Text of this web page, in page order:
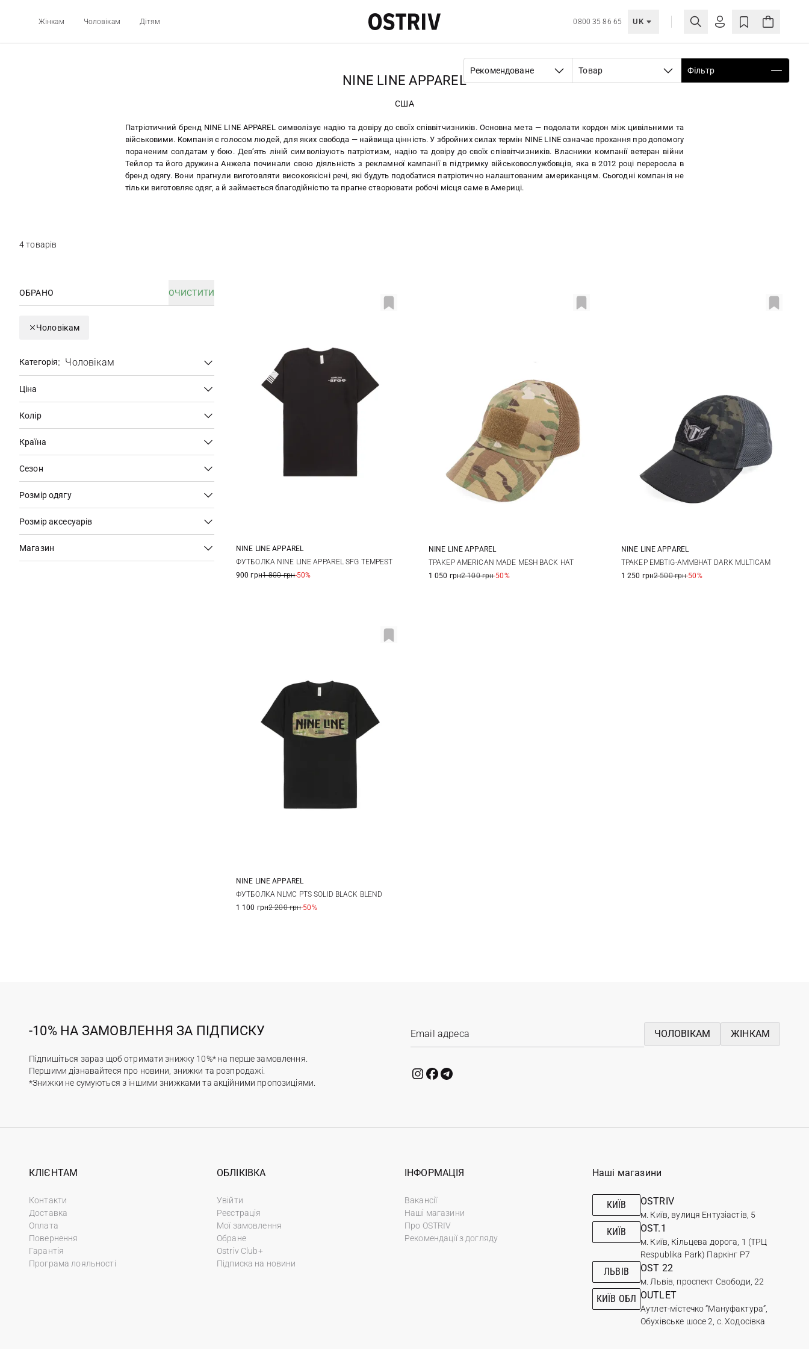
Жінкам Чоловікам Дітям 0800 35 86 65 UK
МОЯ ОБЛІКІВКА
СТВОРИТИ ОБЛІКІВКУ
NINE LINE APPAREL
США
Патріотичний бренд NINE LINE APPAREL символізує надію та довіру до своїх співвітчизників. Основна мета — подолати кордон між цивільними та
військовими. Компанія є голосом людей, для яких свобода — найвища цінність. У збройних силах термін NINE LINE означає прохання про допомогу
пораненим солдатам у бою. Дев’ять ліній символізують патріотизм, надію та довіру до своїх співвітчизників. Власники компанії ветеран війни
Тейлор та його дружина Анжела починали свою діяльність з рекламної кампанії в підтримку військовослужбовців, яка в 2012 році переросла в
бренд одягу. Вони прагнули виготовляти високоякісні речі, які будуть подобатися патріотично налаштованим американцям. Сьогодні компанія не
тільки виготовляє одяг, а й займається благодійністю та прагне створювати робочі місця саме в Америці.
4 товарів
Рекомендоване Товар Фільтр
ОБРАНО ОЧИСТИТИ
Чоловікам
Категорія: Чоловікам
Ціна
Колір
Країна
Сезон
Розмір одягу
Розмір аксесуарів
Магазин
M
L XL XXL
NINE LINE APPAREL
ФУТБОЛКА NINE LINE APPAREL SFG TEMPEST
900 грн1 800 грн-50%
One size
NINE LINE APPAREL
ТРАКЕР AMERICAN MADE MESH BACK HAT
1 050 грн2 100 грн-50%
One size
NINE LINE APPAREL
ТРАКЕР EMBTIG-AMMBHAT DARK MULTICAM
1 250 грн2 500 грн-50%
M L XL XXL
NINE LINE APPAREL
ФУТБОЛКА NLMC PTS SOLID BLACK BLEND
1 100 грн2 200 грн-50%
-10% НА ЗАМОВЛЕННЯ ЗА ПІДПИСКУ
Підпишіться зараз щоб отримати знижку 10%* на перше замовлення.
Першими дізнавайтеся про новини, знижки та розпродажі.
*Знижки не сумуються з іншими знижками та акційними пропозиціями.
ЧОЛОВІКАМ ЖІНКАМ
КЛІЄНТАМ
Контакти
Доставка
Оплата
Повернення
Гарантія
Програма лояльності
ОБЛІКІВКА
Увійти
Реєстрація
Мої замовлення
Обране
Ostriv Club+
Підписка на новини
ІНФОРМАЦІЯ
Вакансії
Наші магазини
Про OSTRIV
Рекомендації з догляду
Наші магазини
КИЇВ OSTRIV
м. Київ, вулиця Ентузіастів, 5
КИЇВ OST.1
м. Київ, Кільцева дорога, 1 (ТРЦ
Respublika Park) Паркінг Р7
ЛЬВІВ OST 22
м. Львів, проспект Свободи, 22
КИЇВ ОБЛ OUTLET
Аутлет-містечко “Мануфактура”,
Обухівське шосе 2, с. Ходосівка